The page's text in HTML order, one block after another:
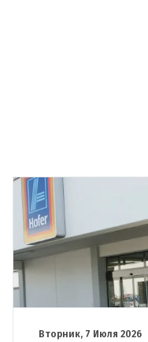
Вторник, 7 Июля 2026